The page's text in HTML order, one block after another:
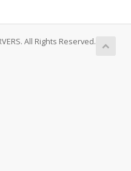
All Rights Reserved.